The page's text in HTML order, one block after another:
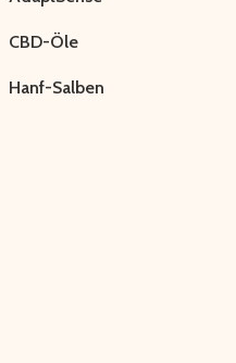
CBD-Öle
Hanf-Salben